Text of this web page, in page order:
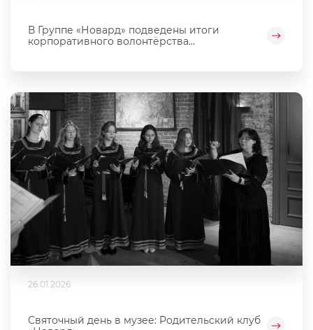
В Группе «Новард» подведены итоги
корпоративного волонтёрства...
26.01.2026
Святочный день в музее: Родительский клуб